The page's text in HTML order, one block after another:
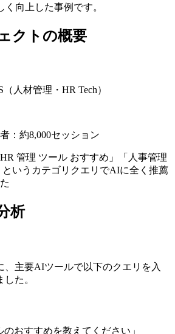
向上した事例です。
クトの概要
人材管理・HR Tech）
：約8,000セッション
管理 ツール おすすめ」「人事管理
というカテゴリクエリでAIに全く推薦
析
、主要AIツールで以下のクエリを入
た。
のおすすめを教えてください」